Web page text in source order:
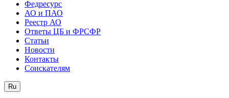
Федресурс
АО и ПАО
Реестр АО
Ответы ЦБ и ФРСФР
Статьи
Новости
Контакты
Соискателям
Ru